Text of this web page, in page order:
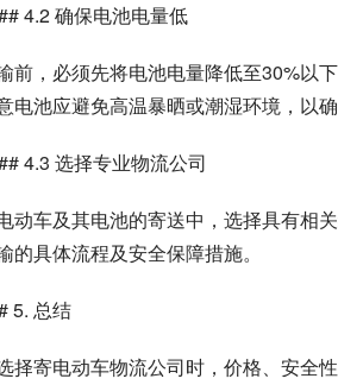
4.2 确保电池电量低
前，必须先将电池电量降低至30%以
电池应避免高温暴晒或潮湿环境，以确
4.3 选择专业物流公司
动车及其电池的寄送中，选择具有相
的具体流程及安全保障措施。
5. 总结
择寄电动车物流公司时，价格、安全